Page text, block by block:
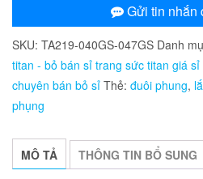
đuôi
phung
loại
đẹp
số
Gửi tin nhắn
SKU: TA219-040GS-047GS Danh
titan - bỏ bán sỉ trang sức titan giá
chuyên bán bỏ sỉ Thẻ: đuôi phung,
phụng
MÔ TẢ THÔNG TIN BỔ SUNG